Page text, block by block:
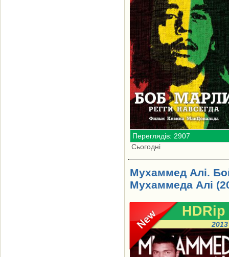
Переглядів: 2907
Сьогодні
Мухаммед Алі.
Мухаммеда Алі
HDRip
2013